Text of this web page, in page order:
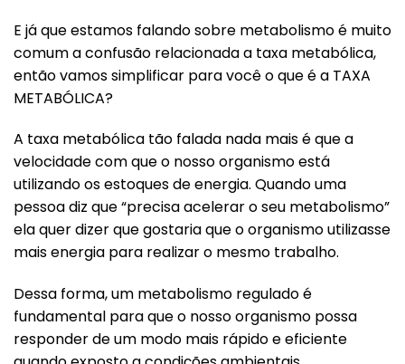
E já que estamos falando sobre metabolismo é muito
comum a confusão relacionada a taxa metabólica,
então vamos simplificar para você o que é a TAXA
METABÓLICA?
A taxa metabólica tão falada nada mais é que a
velocidade com que o nosso organismo está
utilizando os estoques de energia. Quando uma
pessoa diz que “precisa acelerar o seu metabolismo”
ela quer dizer que gostaria que o organismo utilizasse
mais energia para realizar o mesmo trabalho.
Dessa forma, um metabolismo regulado é
fundamental para que o nosso organismo possa
responder de um modo mais rápido e eficiente